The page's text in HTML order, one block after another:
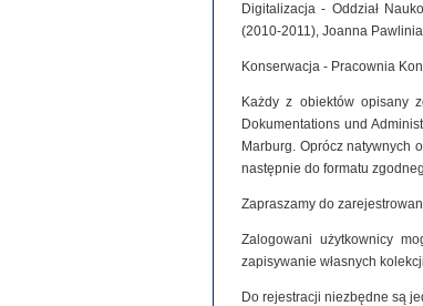
Digitalizacja - Oddział
(2010-2011), Joanna
Konserwacja - Pracownia
Każdy z obiektów opisany
Dokumentations und
Marburg. Oprócz natywnych
następnie do formatu
Zapraszamy do
Zalogowani użytkownicy
zapisywanie własnych
Do rejestracji niezbędne są